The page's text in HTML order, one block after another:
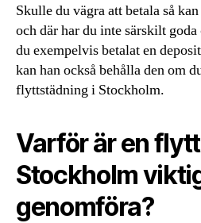
Skulle du vägra att betala så
och där har du inte särskilt
du exempelvis betalat en
kan han också behålla den om
flyttstädning i Stockholm.
Varför är en
Stockholm
genomföra?